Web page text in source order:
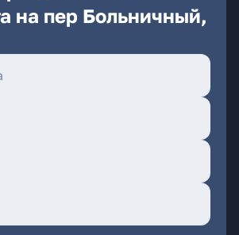
на пер Больничный,